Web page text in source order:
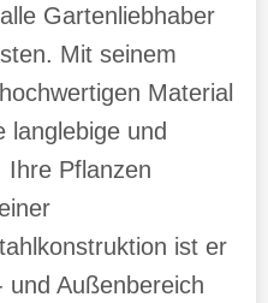
Gartenliebhaber
Mit seinem
Material
langlebige und
Ihre Pflanzen
ist er
Außenbereich